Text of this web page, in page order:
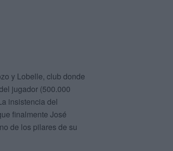
y Lobelle, club donde
jugador (500.000
insistencia del
finalmente José
de los pilares de su